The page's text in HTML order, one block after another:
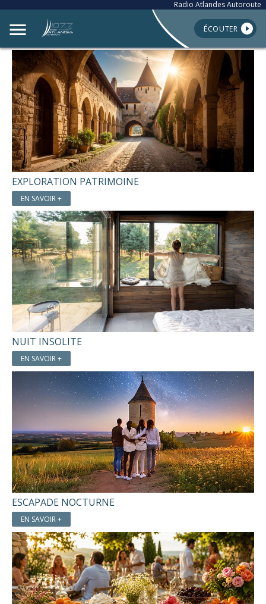
ÉCOUTER
Radio Atlandes Autoroute
EXPLORATION PATRIMOINE
EN SAVOIR +
NUIT INSOLITE
EN SAVOIR +
ESCAPADE NOCTURNE
EN SAVOIR +